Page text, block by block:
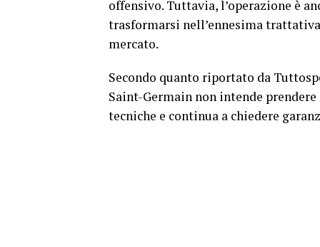
offensivo. Tuttavia, l’operazione è
trasformarsi nell’ennesima
mercato.
Secondo quanto riportato da
Saint-Germain non intende
tecniche e continua a chiedere